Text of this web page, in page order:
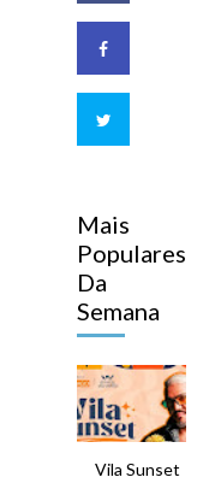
Mais
Populares
Da
Semana
Vila Sunset